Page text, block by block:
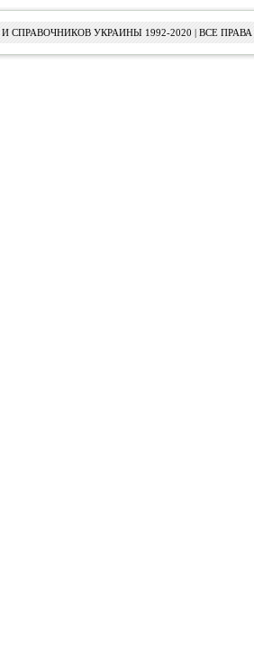
СПРАВОЧНИКОВ УКРАИНЫ 1992-2020 | ВСЕ